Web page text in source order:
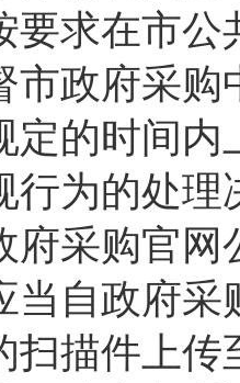
要求在市
市政府采
定的时间
行为的处
府采购官网
当自政府
扫描件上